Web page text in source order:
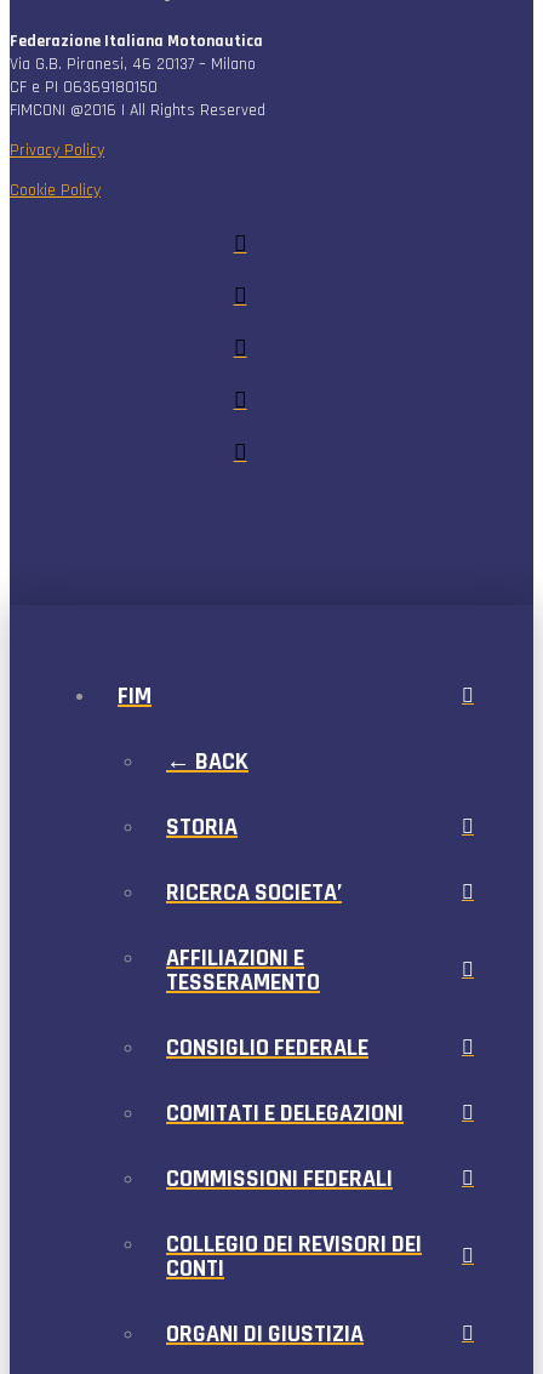
Federazione Italiana Motonautica
Via G.B. Piranesi, 46 20137 – Milano
CF e PI 06369180150
FIMCONI @2016 | All Rights Reserved
Privacy Policy
Cookie Policy
FIM
← BACK
STORIA
RICERCA SOCIETA’
AFFILIAZIONI E
TESSERAMENTO
CONSIGLIO FEDERALE
COMITATI E DELEGAZIONI
COMMISSIONI FEDERALI
COLLEGIO DEI REVISORI DEI
CONTI
ORGANI DI GIUSTIZIA